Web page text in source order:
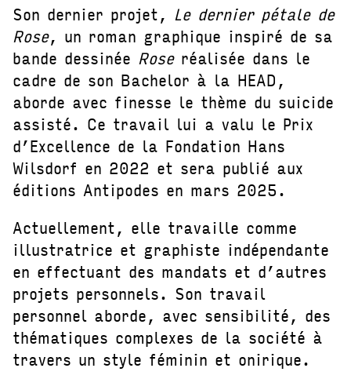
Son dernier projet, Le dernier pétale de
Rose, un roman graphique inspiré de sa
bande dessinée Roseréalisée dans le
cadre de son Bachelor à la HEAD,
aborde avec finesse le thème du suicide
assisté. Ce travail lui a valu le Prix
d’Excellence de la Fondation Hans
Wilsdorf en 2022 et sera publié aux
éditions Antipodes en mars 2025.
Actuellement, elle travaille comme
illustratrice et graphiste indépendante
en effectuant des mandats et d’autres
projets personnels. Son travail
personnel aborde, avec sensibilité, des
thématiques complexes de la société à
travers un style féminin et onirique.